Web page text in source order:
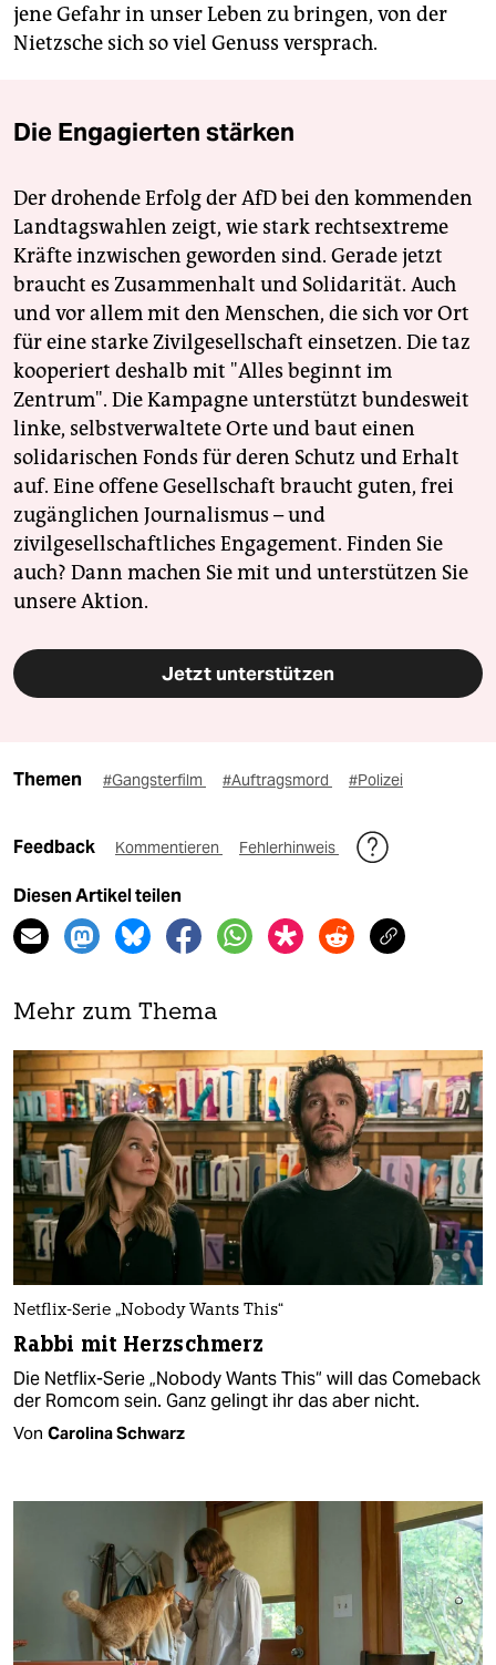
jene Gefahr in unser Leben zu bringen, von der
Nietzsche sich so viel Genuss versprach.
Die Engagierten stärken
Der drohende Erfolg der AfD bei den kommenden
Landtagswahlen zeigt, wie stark rechtsextreme
Kräfte inzwischen geworden sind. Gerade jetzt
braucht es Zusammenhalt und Solidarität. Auch
und vor allem mit den Menschen, die sich vor Ort
für eine starke Zivilgesellschaft einsetzen. Die taz
kooperiert deshalb mit "Alles beginnt im
Zentrum". Die Kampagne unterstützt bundesweit
linke, selbstverwaltete Orte und baut einen
solidarischen Fonds für deren Schutz und Erhalt
auf. Eine offene Gesellschaft braucht guten, frei
zugänglichen Journalismus – und
zivilgesellschaftliches Engagement. Finden Sie
auch? Dann machen Sie mit und unterstützen Sie
unsere Aktion.
Jetzt unterstützen
Themen #Gangsterfilm #Auftragsmord #Polizei
Feedback Kommentieren Fehlerhinweis
Diesen Artikel teilen
Mehr zum Thema
Netflix-Serie „Nobody Wants This“
Rabbi mit Herzschmerz
Die Netflix-Serie „Nobody Wants This“ will das Comeback
der Romcom sein. Ganz gelingt ihr das aber nicht.
Von Carolina Schwarz